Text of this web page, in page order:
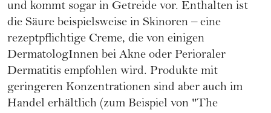
und kommt sogar in Getreide vor. Enthalten ist
die Säure beispielsweise in Skinoren – eine
rezeptpflichtige Creme, die von einigen
DermatologInnen bei Akne oder Perioraler
Dermatitis empfohlen wird. Produkte mit
geringeren Konzentrationen sind aber auch im
Handel erhältlich (zum Beispiel von "The